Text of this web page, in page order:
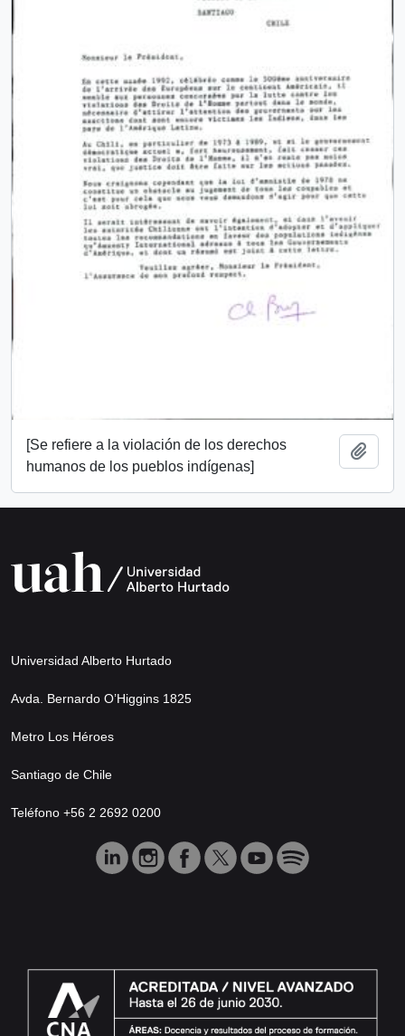
[Se refiere a la violación de los derechos
humanos de los pueblos indígenas]
Universidad Alberto Hurtado
Avda. Bernardo O’Higgins 1825
Metro Los Héroes
Santiago de Chile
Teléfono +56 2 2692 0200